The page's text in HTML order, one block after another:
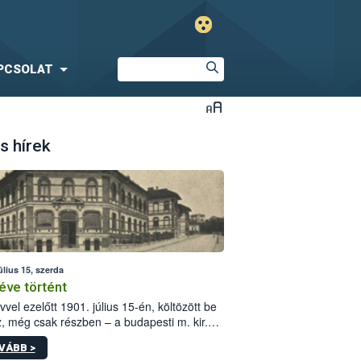
hírek
15, szerda
történt
ezelőtt 1901. július 15-én, költözött be
még csak részben – a budapesti m. kir.
állomás a Kis Rókus utca
alatti, Czigler Győző által tervezett új
>